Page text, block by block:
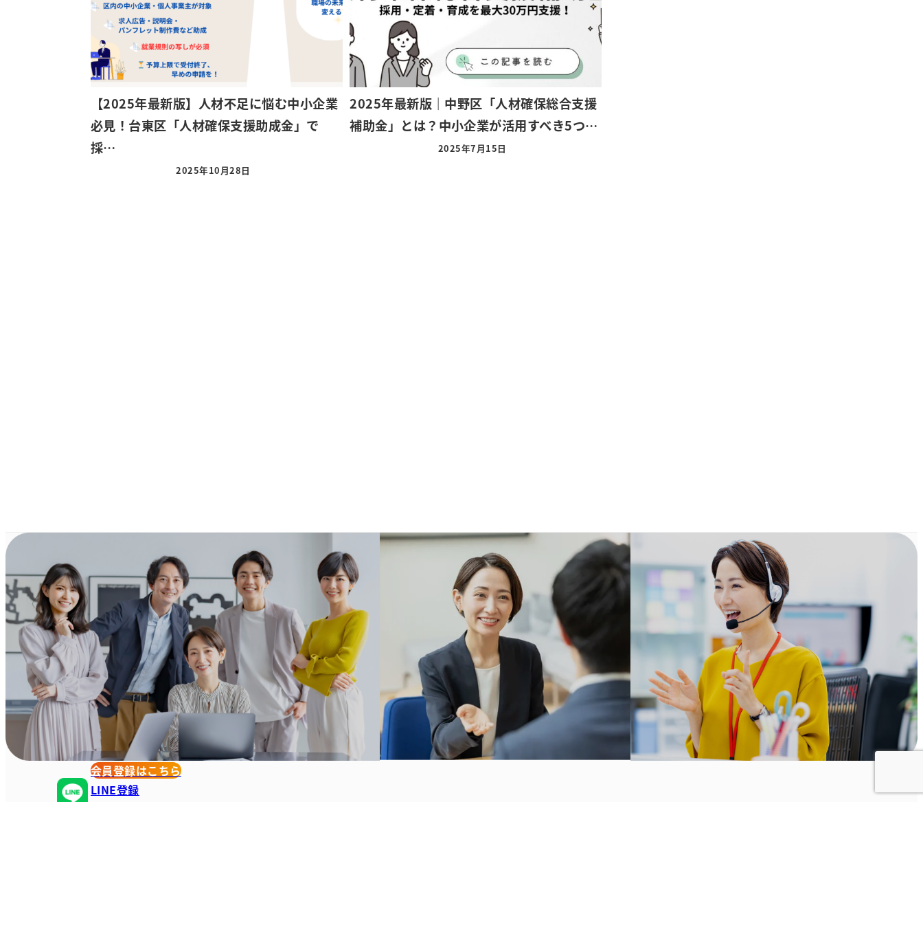
【2025年最新版】人材不足に悩む中小企業
必見！台東区「人材確保支援助成金」で
採…
2025年10月28日
2025年最新版｜中野区「人材確保総合支援
補助金」とは？中小企業が活用すべき5つ…
2025年7月15日
会員登録はこちら
LINE登録